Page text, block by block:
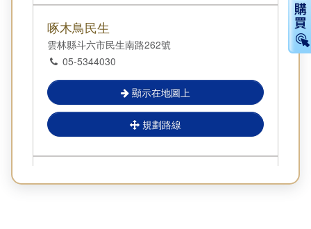
啄木鳥民生
雲林縣斗六市民生南路262號
05-5344030
顯示在地圖上
規劃路線